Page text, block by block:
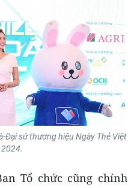
Đại sứ thương hiệu Ngày Thẻ Việt
Tổ chức cũng chính